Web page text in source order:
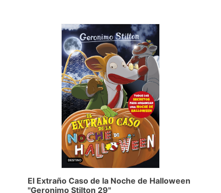
El Extraño Caso de la Noche de Halloween
"Geronimo Stilton 29"